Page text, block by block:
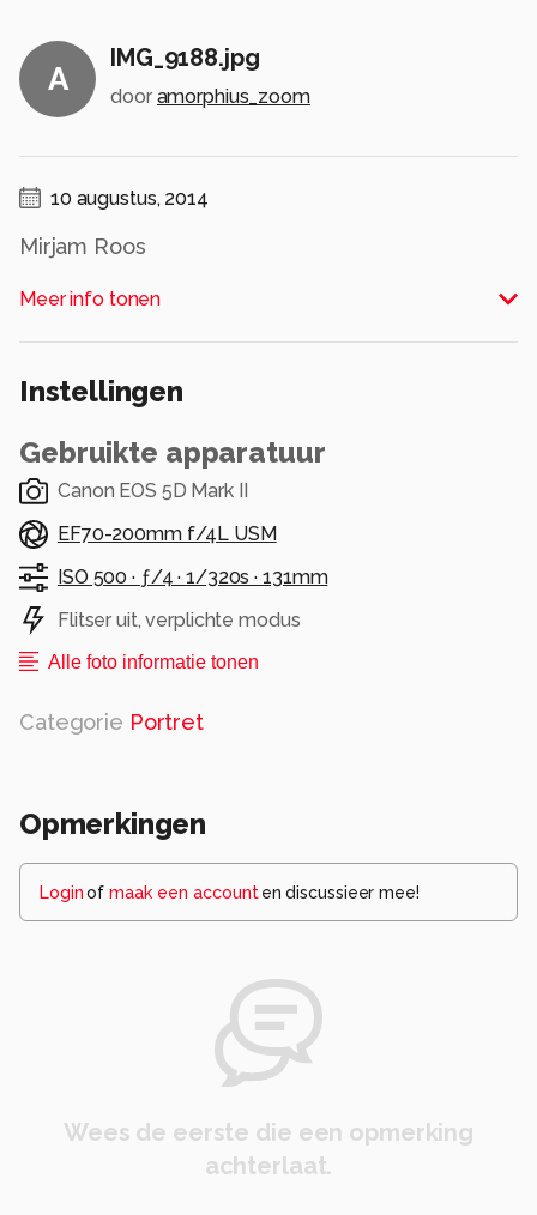
A
IMG_9188.jpg
door amorphius_zoom
10 augustus, 2014
Mirjam Roos
Alle rechten voorbehouden
Meer info tonen
Instellingen
Gebruikte apparatuur
Canon EOS 5D Mark II
EF70-200mm f/4L USM
ISO 500 · ƒ/4 ·1/320s ·131mm
Flitser uit, verplichte modus
Alle foto informatie tonen
Categorie Portret
Opmerkingen
Loginof maak een account en discussieer mee!
Wees de eerste die een opmerking
achterlaat.